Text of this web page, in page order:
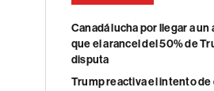
Canadá lucha por llegar a
que el arancel del 50% de
disputa
Trump reactiva el intento de